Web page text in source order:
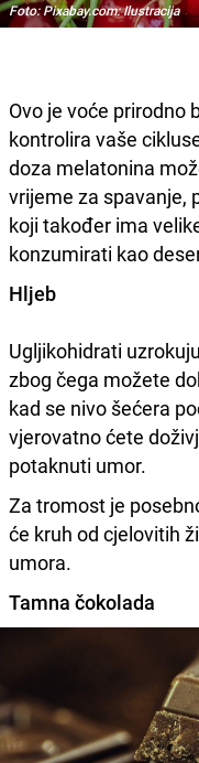
Foto: Pixabay.com: Ilustracija
Ovo je voće prirodno
kontrolira vaše
doza melatonina
vrijeme za spavanje,
koji također ima
konzumirati kao
Hljeb
Ugljikohidrati uzrokuju
zbog čega možete
kad se nivo šećera
vjerovatno ćete
potaknuti umor.
Za tromost je
će kruh od cjelovitih
umora.
Tamna čokolada